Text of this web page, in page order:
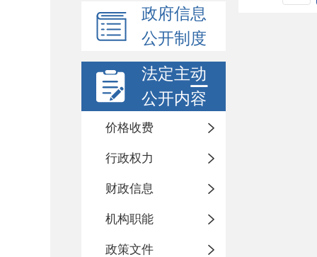
政府信息
公开制度
法定主动
公开内容
价格收费
行政权力
财政信息
机构职能
政策文件